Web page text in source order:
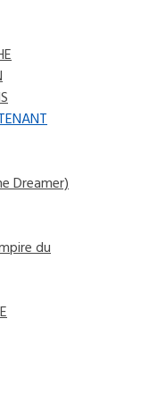
Dreamer)
du